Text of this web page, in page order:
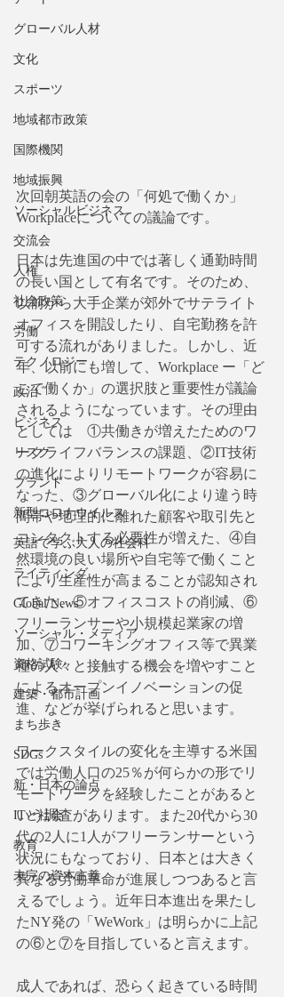
グローバル人材
文化
スポーツ
地域都市政策
国際機関
地域振興
ソーシャルビジネス
交流会
人権
社会政策
労働
テクノロジー
政治
ビジネス
リスク
ブランド
新型コロナウイルス
英語で学ぶ大人の社会科
ライティング
Global News
ソーシャル・メディア
資格試験
建築・都市計画
まち歩き
SDGs
新・日本の論点
ITと社会
教育
未完の資本主義
次回朝英語の会の「何処で働くか」
Workplaceについての議論です。
日本は先進国の中では著しく通勤時間
の長い国として有名です。そのため、
以前から大手企業が郊外でサテライト
オフィスを開設したり、自宅勤務を許
可する流れがありました。しかし、近
年、以前にも増して、Workplace ー「ど
こで働くか」の選択肢と重要性が議論
されるようになっています。その理由
としては　①共働きが増えたためのワ
ークライフバランスの課題、②IT技術
の進化によりリモートワークが容易に
なった、③グローバル化により違う時
間帯や地理的に離れた顧客や取引先と
コンタクトする必要性が増えた、④自
然環境の良い場所や自宅等で働くこと
により生産性が高まることが認知され
てきた、⑤オフィスコストの削減、⑥
フリーランサーや小規模起業家の増
加、⑦コワーキングオフィス等で異業
種の人々と接触する機会を増やすこと
によるオープンイノベーションの促
進、などが挙げられると思います。
ワークスタイルの変化を主導する米国
では労働人口の25％が何らかの形でリ
モートワークを経験したことがあると
いう調査があります。また20代から30
代の2人に1人がフリーランサーという
状況にもなっており、日本とは大きく
異なる労働革命が進展しつつあると言
えるでしょう。近年日本進出を果たし
たNY発の「WeWork」は明らかに上記
の⑥と⑦を目指していると言えます。
成人であれば、恐らく起きている時間